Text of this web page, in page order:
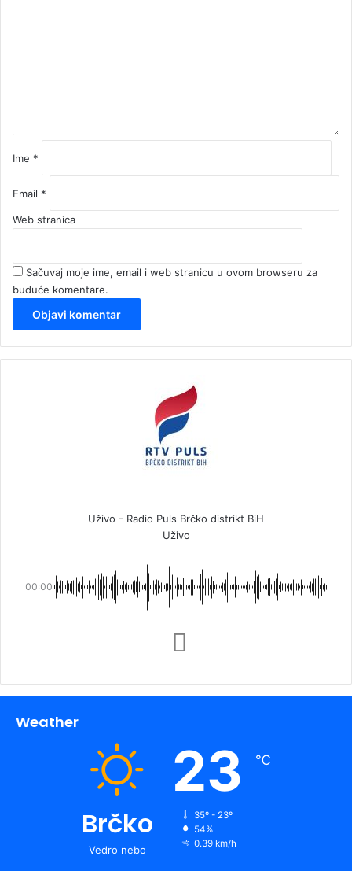
Ime *
Email *
Web stranica
Sačuvaj moje ime, email i web stranicu u ovom browseru za
buduće komentare.
Uživo - Radio Puls Brčko distrikt BiH
Uživo
00:00
Weather
Brčko
Vedro nebo
23 ℃
35º - 23º
54%
0.39 km/h